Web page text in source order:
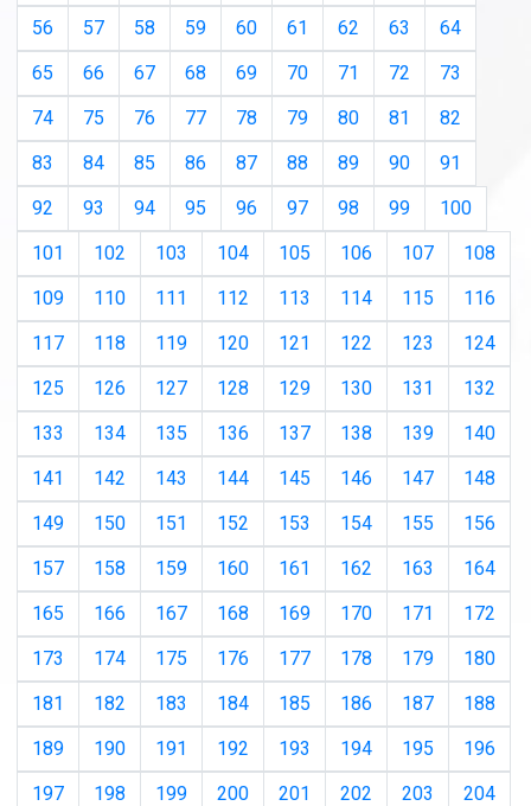
56
57 58 59 60 61 62 63
64
65
66 67 68 69 70 71 72
73
74
75 76 77 78 79 80 81
82
83
84 85 86 87 88 89 90
91
92
93 94 95 96 97 98 99
100
101
102 103 104 105 106 107
108
109
110 111 112 113 114 115
116
117
118 119 120 121 122 123
124
125
126 127 128 129 130 131
132
133
134 135 136 137 138 139
140
141
142 143 144 145 146 147
148
149
150 151 152 153 154 155
156
157
158 159 160 161 162 163
164
165
166 167 168 169 170 171
172
173
174 175 176 177 178 179
180
181
182 183 184 185 186 187
188
189
190 191 192 193 194 195
196
197
198 199 200 201 202 203
204